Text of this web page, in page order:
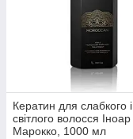
Кератин для слабкого і
світлого волосся Іноар
Марокко, 1000 мл